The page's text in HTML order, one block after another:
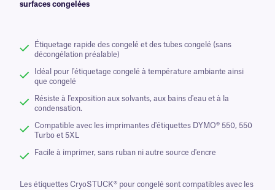
surfaces congelées
Étiquetage rapide des congelé et des tubes congelé (sans
décongélation préalable)
Idéal pour l'étiquetage congelé à température ambiante ainsi
que congelé
Résiste à l'exposition aux solvants, aux bains d'eau et à la
condensation.
Compatible avec les imprimantes d'étiquettes DYMO® 550, 550
Turbo et 5XL
Facile à imprimer, sans ruban ni autre source d'encre
Les étiquettes CryoSTUCK® pour congelé sont compatibles avec les